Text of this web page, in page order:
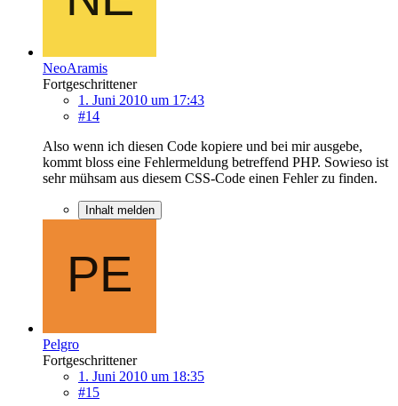
NeoAramis
Fortgeschrittener
1. Juni 2010 um 17:43
#14
Also wenn ich diesen Code kopiere und bei mir ausgebe,
kommt bloss eine Fehlermeldung betreffend PHP. Sowieso ist
sehr mühsam aus diesem CSS-Code einen Fehler zu finden.
Inhalt melden
Pelgro
Fortgeschrittener
1. Juni 2010 um 18:35
#15